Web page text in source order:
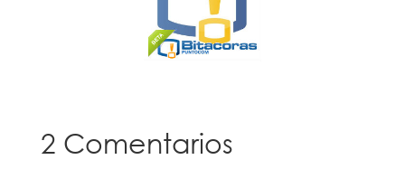
2 Comentarios